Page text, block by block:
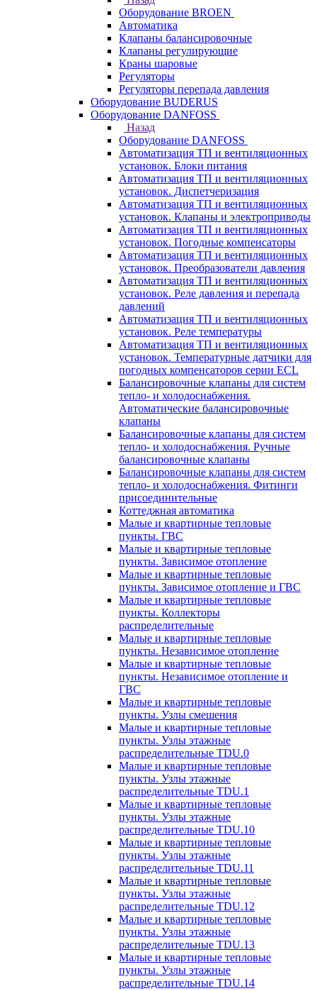
Оборудование BROEN
Автоматика
Клапаны балансировочные
Клапаны регулирующие
Краны шаровые
Регуляторы
Регуляторы перепада давления
Оборудование BUDERUS
Оборудование DANFOSS
Назад
Оборудование DANFOSS
Автоматизация ТП и вентиляционных
установок. Блоки питания
Автоматизация ТП и вентиляционных
установок. Диспетчеризация
Автоматизация ТП и вентиляционных
установок. Клапаны и электроприводы
Автоматизация ТП и вентиляционных
установок. Погодные компенсаторы
Автоматизация ТП и вентиляционных
установок. Преобразователи давления
Автоматизация ТП и вентиляционных
установок. Реле давления и перепада
давлений
Автоматизация ТП и вентиляционных
установок. Реле температуры
Автоматизация ТП и вентиляционных
установок. Температурные датчики для
погодных компенсаторов серии ECL
Балансировочные клапаны для систем
тепло- и холодоснабжения.
Автоматические балансировочные
клапаны
Балансировочные клапаны для систем
тепло- и холодоснабжения. Ручные
балансировочные клапаны
Балансировочные клапаны для систем
тепло- и холодоснабжения. Фитинги
присоединительные
Коттеджная автоматика
Малые и квартирные тепловые
пункты. ГВС
Малые и квартирные тепловые
пункты. Зависимое отопление
Малые и квартирные тепловые
пункты. Зависимое отопление и ГВС
Малые и квартирные тепловые
пункты. Коллекторы
распределительные
Малые и квартирные тепловые
пункты. Независимое отопление
Малые и квартирные тепловые
пункты. Независимое отопление и
ГВС
Малые и квартирные тепловые
пункты. Узлы смешения
Малые и квартирные тепловые
пункты. Узлы этажные
распределительные TDU.0
Малые и квартирные тепловые
пункты. Узлы этажные
распределительные TDU.1
Малые и квартирные тепловые
пункты. Узлы этажные
распределительные TDU.10
Малые и квартирные тепловые
пункты. Узлы этажные
распределительные TDU.11
Малые и квартирные тепловые
пункты. Узлы этажные
распределительные TDU.12
Малые и квартирные тепловые
пункты. Узлы этажные
распределительные TDU.13
Малые и квартирные тепловые
пункты. Узлы этажные
распределительные TDU.14